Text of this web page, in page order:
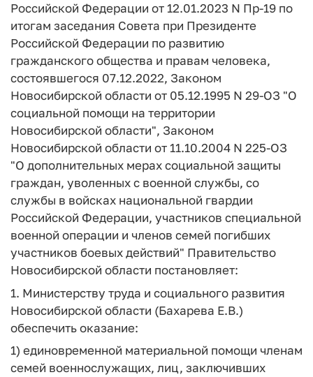
Российской Федерации от 12.01.2023 N Пр-19 по
итогам заседания Совета при Президенте
Российской Федерации по развитию
гражданского общества и правам человека,
состоявшегося 07.12.2022, Законом
Новосибирской области от 05.12.1995 N 29-ОЗ "О
социальной помощи на территории
Новосибирской области", Законом
Новосибирской области от 11.10.2004 N 225-ОЗ
"О дополнительных мерах социальной защиты
граждан, уволенных с военной службы, со
службы в войсках национальной гвардии
Российской Федерации, участников специальной
военной операции и членов семей погибших
участников боевых действий" Правительство
Новосибирской области постановляет:
1. Министерству труда и социального развития
Новосибирской области (Бахарева Е.В.)
обеспечить оказание:
1) единовременной материальной помощи членам
семей военнослужащих, лиц, заключивших